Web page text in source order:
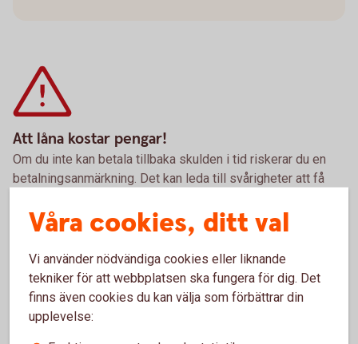
Att låna kostar pengar!
Om du inte kan betala tillbaka skulden i tid riskerar du en
betalningsanmärkning. Det kan leda till svårigheter att få
vänd dig till budget- och skuldrådgivningen i din kommun.
Kontaktuppgifter finns påkonsumentverket. se
Pris och ränta Fritidslån
Våra cookies, ditt val
Vi använder nödvändiga cookies eller liknande
tekniker för att webbplatsen ska fungera för dig. Det
finns även cookies du kan välja som förbättrar din
upplevelse: